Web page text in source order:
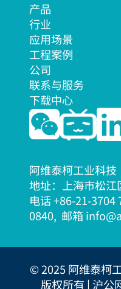
阿维泰柯工业科
地址：上海市松
电话 +86-21-
0840, 邮箱
产品
行业
应用场景
工程案例
公司
联系与服务
下载中心
© 2025 阿维泰柯
版权所有 | 沪公